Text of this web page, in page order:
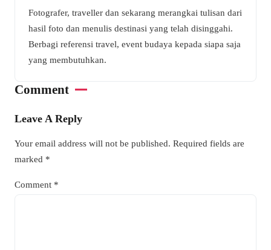
Fotografer, traveller dan sekarang merangkai tulisan dari
hasil foto dan menulis destinasi yang telah disinggahi.
Berbagi referensi travel, event budaya kepada siapa saja
yang membutuhkan.
Comment
Leave A Reply
Your email address will not be published. Required fields are
marked *
Comment *